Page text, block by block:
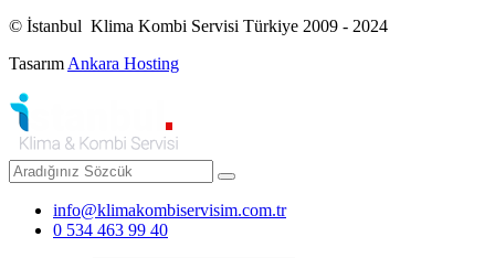
© İstanbul Klima Kombi Servisi Türkiye 2009 - 2024
TasarımAnkara Hosting
info@klimakombiservisim.com.tr
0 534 463 99 40